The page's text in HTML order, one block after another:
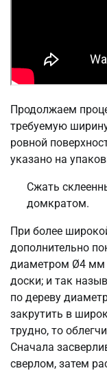
Продолжаем
требуемую
ровной
указано на
Сжать
домкратом.
При более
дополнительно
диаметром Ø4 мм
доски; и так
по дереву
закрутить в
трудно, то
Сначала
сверлом, затем